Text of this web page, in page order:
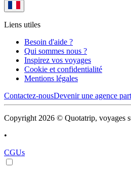
Liens utiles
Besoin d'aide ?
Qui sommes nous ?
Inspirez vos voyages
Cookie et confidentialité
Mentions légales
Contactez-nousDevenir une agence
Copyright 2026 © Quotatrip, voyages
•
CGUs